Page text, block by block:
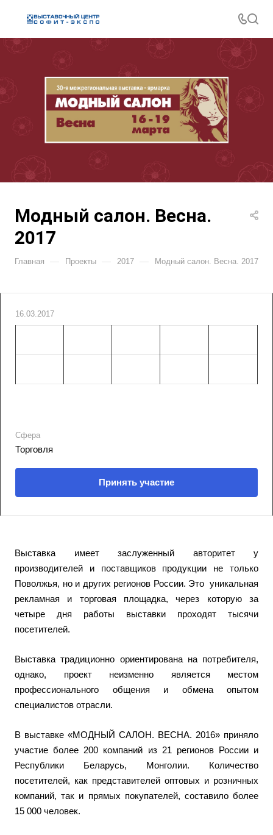
Модный салон. Весна.
2017
Главная — Проекты — 2017 — Модный салон. Весна. 2017
16.03.2017
Сфера
Торговля
Принять участие
Выставка имеет заслуженный авторитет у
производителей и поставщиков продукции не только
Поволжья, но и других регионов России. Это уникальная
рекламная и торговая площадка, через которую за
четыре дня работы выставки проходят тысячи
посетителей.
Выставка традиционно ориентирована на потребителя,
однако, проект неизменно является местом
профессионального общения и обмена опытом
специалистов отрасли.
В выставке «МОДНЫЙ САЛОН. ВЕСНА. 2016» приняло
участие более 200 компаний из 21 регионов России и
Республики Беларусь, Монголии. Количество
посетителей, как представителей оптовых и розничных
компаний, так и прямых покупателей, составило более
15 000 человек.